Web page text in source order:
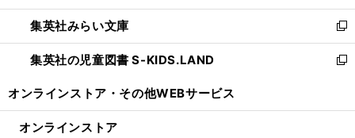
開
く
ウ
で
開
く
ン
ド
ウ
で
ウ
ィ
ン
ド
開
集英社みらい文庫
新
し
い
ン
集英社の児童図書 S-KIDS.LAND
新
ウ
オンラインストア・ その他WEBサービス
オンラインストア